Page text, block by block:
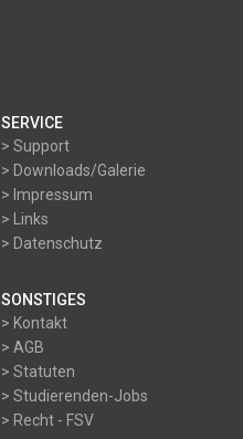
SERVICE
> Support
> Downloads/Galerie
> Impressum
> Links
> Datenschutz
SONSTIGES
> Kontakt
> AGB
> Statuten
> Studierenden-Jobs
> Recht - FSV